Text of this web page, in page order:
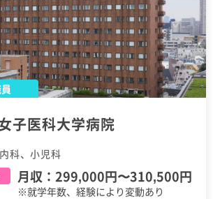
子医科大学病院
科、小児科
月収： 299,000円〜310,500円
※就学年数、経験により変動あり